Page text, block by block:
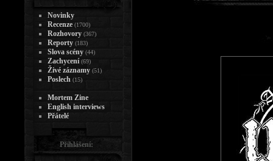
Novinky
Recenze (1700)
Rozhovory (367)
Reporty (183)
Slova scény (44)
Zachycení (69)
Živé záznamy (51)
Poslech (15)
Mortem Zine
English interviews
Přátelé
Přihlášení: